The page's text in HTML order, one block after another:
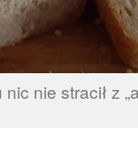
nie stracił z